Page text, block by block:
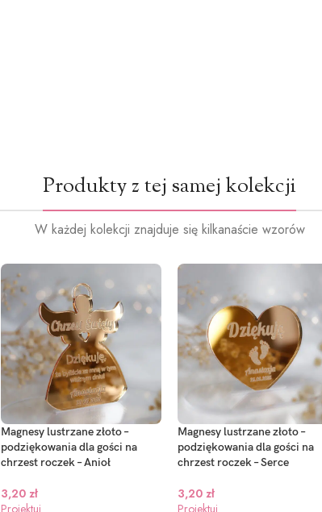
Produkty z tej samej kolekcji
W każdej kolekcji znajduje się kilkanaście wzorów
Magnesy lustrzane złoto –
podziękowania dla gości na
chrzest roczek – Anioł
3,20 zł
Projektuj
Magnesy lustrzane złoto –
podziękowania dla gości na
chrzest roczek – Serce
3,20 zł
Projektuj